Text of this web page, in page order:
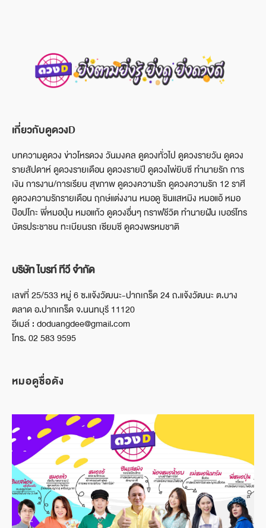
เกี่ยวกับดูดวงD
บทความดูดวง ข่าวโหรดวง วันมงคล ดูดวงทั่วไป ดูดวงรายวัน ดูดวง
รายสัปดาห์ ดูดวงรายเดือน ดูดวงรายปี ดูดวงไพ่ยิบซี ทำนายรัก การ
เงิน การงาน/การเรียน สุขภาพ ดูดวงความรัก ดูดวงความรัก 12 ราศี
ดูดวงความรักรายเดือน ฤกษ์แต่งงาน หมอดู ซินแสหมิง หมอแอ้ หมอ
ป๊อปโกะ พี่หมอปุ่น หมอแก้ว ดูดวงอื่นๆ กราฟชีวิต ทำนายฝัน เบอร์โทร
บัตรประชาชน ทะเบียนรถ เซียมซี ดูดวงพรหมชาติ
บริษัท ไบรท์ ทีวี จำกัด
เลขที่ 25/533 หมู่ 6 ซ.แจ้งวัฒนะ-ปากเกร็ด 24 ถ.แจ้งวัฒนะ ต.บาง
ตลาด อ.ปากเกร็ด จ.นนทบุรี 11120
อีเมล์ : doduangdee@gmail.com
โทร. 02 583 9595
หมอดูชื่อดัง